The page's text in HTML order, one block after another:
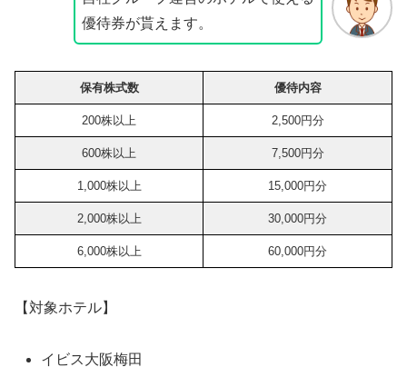
優待券が貰えます。
保有株式数 優待内容
200株以上 2,500円分
600株以上 7,500円分
1,000株以上 15,000円分
2,000株以上 30,000円分
6,000株以上 60,000円分
【対象ホテル】
イビス大阪梅田